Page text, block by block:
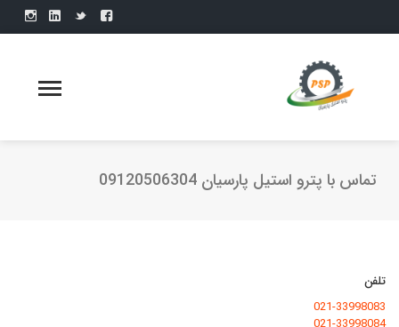
تماس با پترو استیل پارسیان 09120506304
تلفن
021-33998083